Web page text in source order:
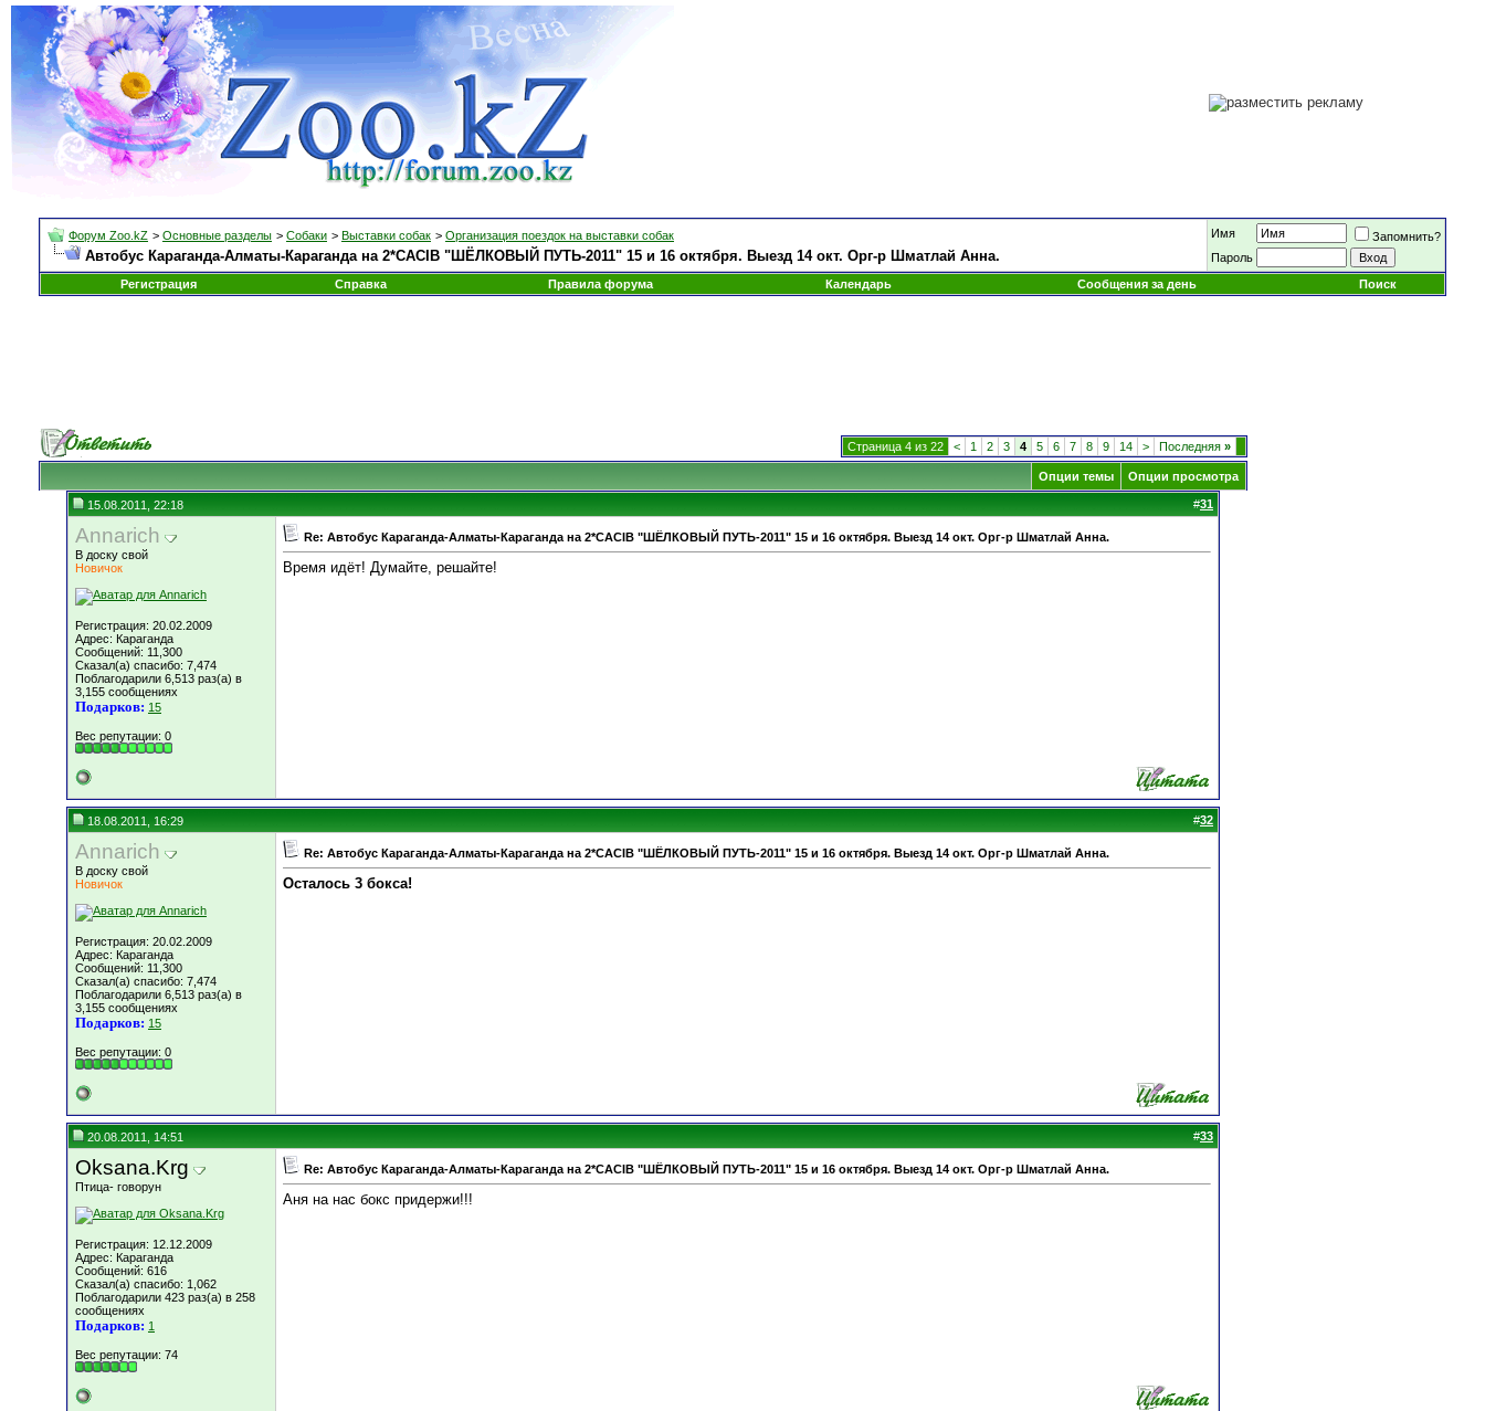
Форум Zoo.kZ > Основные разделы > Собаки > Выставки собак > Организация поездок на выставки собак
Автобус Караганда-Алматы-Караганда на 2*CACIB "ШЁЛКОВЫЙ ПУТЬ-2011" 15 и 16 октября. Выезд 14 окт. Орг-р Шматлай Анна.
Имя
Запомнить?
Пароль
Регистрация
Справка Правила форума Календарь Сообщения за день Поиск
Страница 4 из 22 < 1 2 3 4 5 6 7 8 9 14 > Последняя »
Опции темы Опции просмотра
15.08.2011, 22:18 #31
Annarich
В доску свой
Новичок
Регистрация: 20.02.2009
Адрес: Караганда
Сообщений: 11,300
Сказал(а) спасибо: 7,474
Поблагодарили 6,513 раз(а) в
3,155 сообщениях
Подарков: 15
Вес репутации: 0
Re: Автобус Караганда-Алматы-Караганда на 2*CACIB "ШЁЛКОВЫЙ ПУТЬ-2011" 15 и 16 октября. Выезд 14 окт. Орг-р Шматлай Анна.
Время идёт! Думайте, решайте!
18.08.2011, 16:29 #32
Annarich
В доску свой
Новичок
Регистрация: 20.02.2009
Адрес: Караганда
Сообщений: 11,300
Сказал(а) спасибо: 7,474
Поблагодарили 6,513 раз(а) в
3,155 сообщениях
Подарков: 15
Вес репутации: 0
Re: Автобус Караганда-Алматы-Караганда на 2*CACIB "ШЁЛКОВЫЙ ПУТЬ-2011" 15 и 16 октября. Выезд 14 окт. Орг-р Шматлай Анна.
Осталось 3 бокса!
20.08.2011, 14:51 #33
Oksana.Krg
Птица- говорун
Регистрация: 12.12.2009
Адрес: Караганда
Сообщений: 616
Сказал(а) спасибо: 1,062
Поблагодарили 423 раз(а) в 258
сообщениях
Подарков: 1
Вес репутации: 74
Re: Автобус Караганда-Алматы-Караганда на 2*CACIB "ШЁЛКОВЫЙ ПУТЬ-2011" 15 и 16 октября. Выезд 14 окт. Орг-р Шматлай Анна.
Аня на нас бокс придержи!!!